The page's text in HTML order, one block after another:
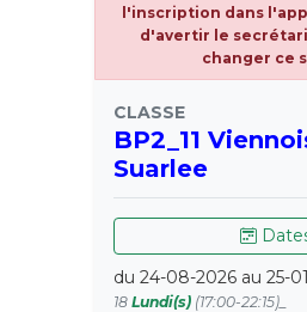
l'inscription dans
d'avertir le
changer ce
CLASSE
BP2_11
Suarlee
du 24-08-2026 au 25-
18 Lundi(s) (17:00-22:15)_